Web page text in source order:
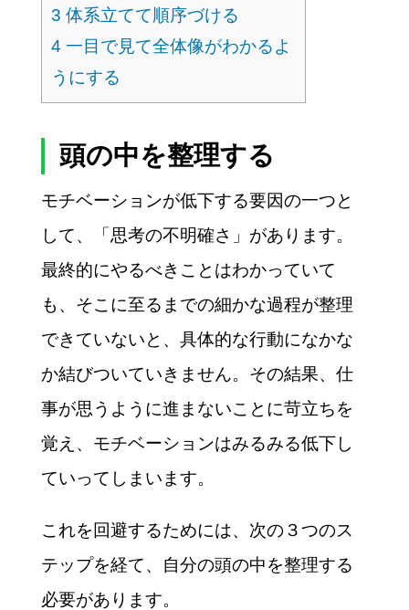
3 体系立てて順序づける
4 一目で見て全体像がわかるよ
うにする
頭の中を整理する
モチベーションが低下する要因の一つと
して、「思考の不明確さ」があります。
最終的にやるべきことはわかっていて
も、そこに至るまでの細かな過程が整理
できていないと、具体的な行動になかな
か結びついていきません。その結果、仕
事が思うように進まないことに苛立ちを
覚え、モチベーションはみるみる低下し
ていってしまいます。
これを回避するためには、次の３つのス
テップを経て、自分の頭の中を整理する
必要があります。